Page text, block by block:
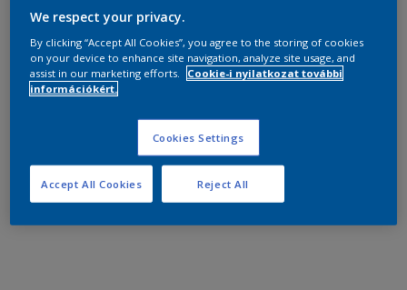
We respect your privacy.
By clicking “Accept All Cookies”, you agree to the storing of cookies
on your device to enhance site navigation, analyze site usage, and
assist in our marketing efforts.
Cookie-i nyilatkozat további
információkért.
Cookies Settings
Reject All
Accept All Cookies